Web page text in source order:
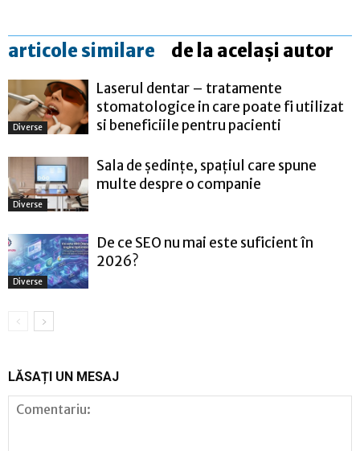
articole similare de la același autor
Diverse
Laserul dentar – tratamente
stomatologice in care poate fi utilizat
si beneficiile pentru pacienti
Diverse
Sala de ședințe, spațiul care spune
multe despre o companie
Diverse
De ce SEO nu mai este suficient în
2026?
LĂSAȚI UN MESAJ